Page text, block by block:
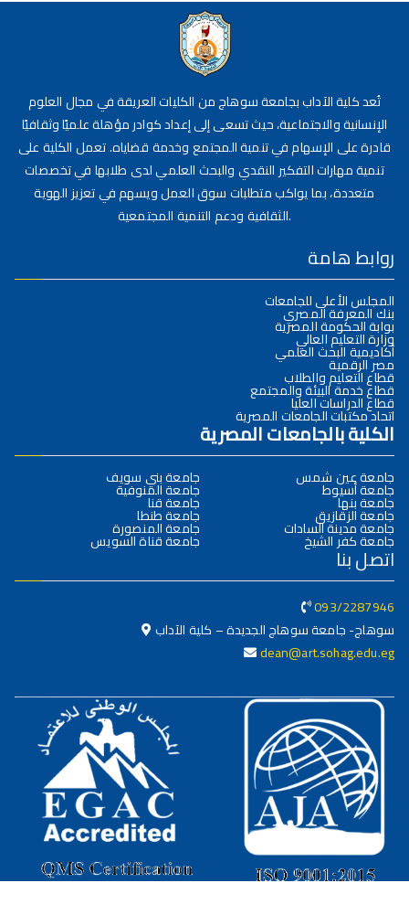
تُعد كلية الآداب بجامعة سوهاج من الكليات العريقة في مجال العلوم
الإنسانية والاجتماعية، حيث تسعى إلى إعداد كوادر مؤهلة علميًا وثقافيًا
قادرة على الإسهام في تنمية المجتمع وخدمة قضاياه. تعمل الكلية على
تنمية مهارات التفكير النقدي والبحث العلمي لدى طلابها في تخصصات
متعددة، بما يواكب متطلبات سوق العمل ويسهم في تعزيز الهوية
الثقافية ودعم التنمية المجتمعية.
روابط هامة
المجلس الأعلى للجامعات
بنك المعرفة المصري
بوابة الحكومة المصرية
وزارة التعليم العالي
أكاديمية البحث العلمي
مصر الرقمية
قطاع التعليم والطلاب
قطاع خدمة البيئة والمجتمع
قطاع الدراسات العليا
اتحاد مكتبات الجامعات المصرية
الكلية بالجامعات المصرية
جامعة عين شمس
جامعة أسيوط
جامعة بنها
جامعة الزقازيق
جامعة مدينة السادات
جامعة كفر الشيخ
جامعة بني سويف
جامعة المنوفية
جامعة قنا
جامعة طنطا
جامعة المنصورة
جامعة قناة السويس
اتصل بنا
093/2287946
سوهاج- جامعة سوهاج الجديدة – كلية الآداب
dean@art.sohag.edu.eg